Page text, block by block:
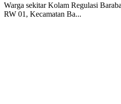
Warga sekitar Kolam Regulasi
RW 01, Kecamatan Ba...